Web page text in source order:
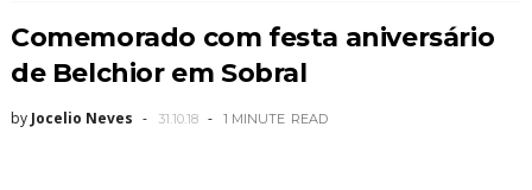
Comemorado com festa aniversário
de Belchior em Sobral
by Jocelio Neves 31.10.18 1 MINUTE READ